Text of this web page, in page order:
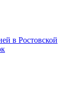
в Ростовской